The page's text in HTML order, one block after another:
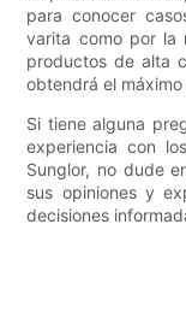
para conocer
varita como por la
productos de alta
obtendrá el
Si tiene alguna
experiencia con
Sunglor, no dude
sus opiniones y
decisiones